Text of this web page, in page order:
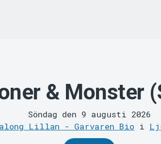
& Monster
Söndag den 9 augusti 2026
Lillan - Garvaren Bio i